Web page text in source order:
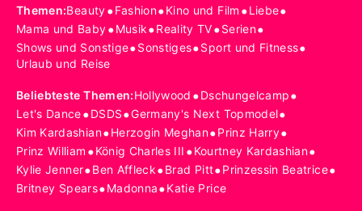
Themen:Beauty•Fashion•Kino und Film •Liebe•
Mama und Baby•Musik•Reality TV•Serien•
Shows und Sonstige•Sonstiges•Sport und Fitness•
Urlaub und Reise
Beliebteste Themen:Hollywood •Dschungelcamp•
Let's Dance•DSDS•Germany's Next Topmodel•
Kim Kardashian•Herzogin Meghan•Prinz Harry•
Prinz William •König Charles III •Kourtney Kardashian•
Kylie Jenner•Ben Affleck•Brad Pitt•Prinzessin Beatrice•
Britney Spears•Madonna•Katie Price